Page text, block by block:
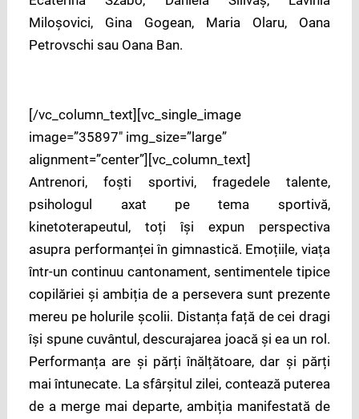
Miloșovici, Gina Gogean, Maria Olaru, Oana
Petrovschi sau Oana Ban.
[/vc_column_text][vc_single_image
image=”35897″ img_size=”large”
alignment=”center”][vc_column_text]
Antrenori, foști sportivi, fragedele talente,
psihologul axat pe tema sportivă,
kinetoterapeutul, toți își expun perspectiva
asupra performanței în gimnastică. Emoțiile, viața
într-un continuu cantonament, sentimentele tipice
copilăriei și ambiția de a persevera sunt prezente
mereu pe holurile școlii. Distanța față de cei dragi
își spune cuvântul, descurajarea joacă și ea un rol.
Performanța are și părți înălțătoare, dar și părți
mai întunecate. La sfârșitul zilei, contează puterea
de a merge mai departe, ambiția manifestată de